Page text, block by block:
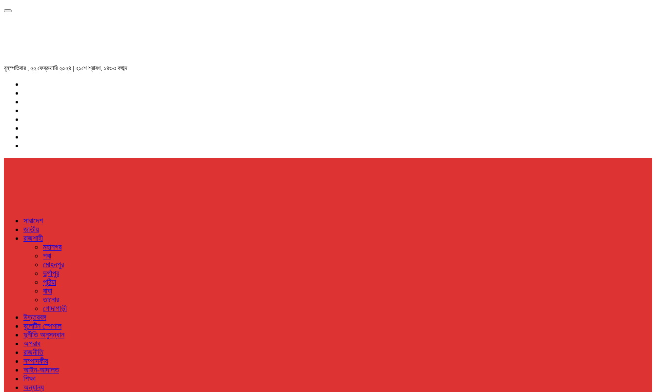
বৃহস্পতিবার , ২২ ফেব্রুয়ারি ২০২৪ | ২১শে শ্রাবণ, ১৪৩৩ বঙ্গাব্দ
সারাদেশ
জাতীয়
রাজশাহী
মহানগর
পবা
মোহনপুর
দুর্গাপুর
পুঠিয়া
বাঘা
তানোর
গোদাগাড়ী
উত্তরবঙ্গ
বুলেটিন স্পেশাল
দুর্নীতি অনুসন্ধান
অপরাধ
রাজনীতি
সম্পাদকীয়
আইন-আদালত
শিক্ষা
অন্যান্য